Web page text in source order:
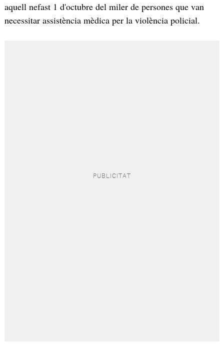
aquell nefast 1 d'octubre del miler de persones que van
necessitar assistència mèdica per la violència policial.